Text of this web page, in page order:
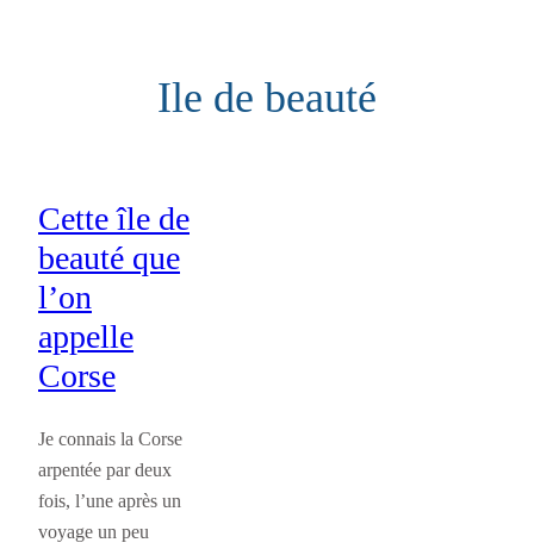
Ile de beauté
Cette île de
beauté que
l’on
appelle
Corse
Je connais la Corse
arpentée par deux
fois, l’une après un
voyage un peu